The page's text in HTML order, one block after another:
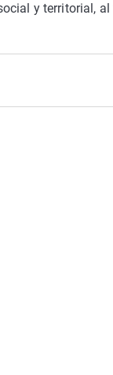
y territorial,